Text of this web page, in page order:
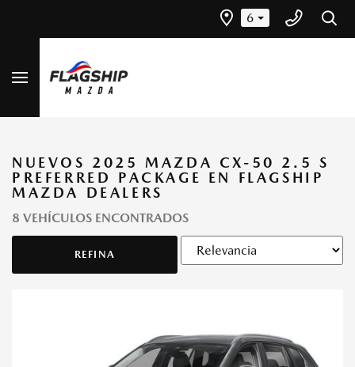
6
NUEVOS 2025 MAZDA CX-50 2.5 S
PREFERRED PACKAGE EN FLAGSHIP
MAZDA DEALERS
8 VEHÍCULOS ENCONTRADOS
REFINA